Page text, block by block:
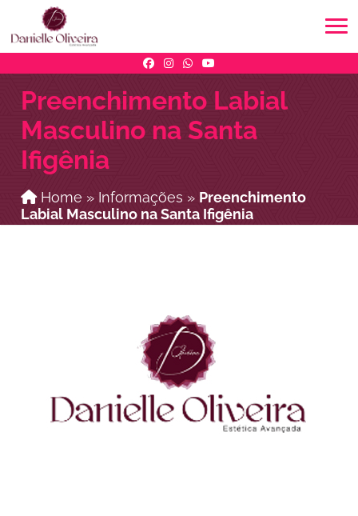
Preenchimento Labial
Masculino na Santa
Ifigênia
Home » Informações » Preenchimento
Labial Masculino na Santa Ifigênia